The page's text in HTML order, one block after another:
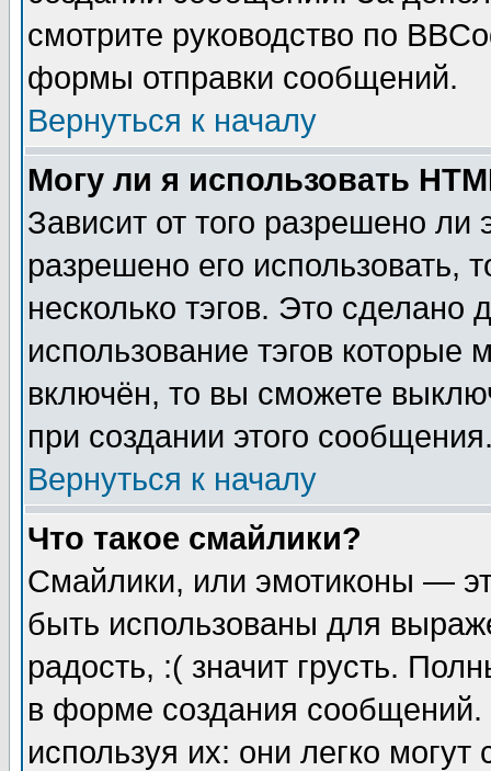
смотрите руководство по
формы отправки сообщений.
Вернуться к началу
Могу ли я использовать
Зависит от того разрешено
разрешено его использовать,
несколько тэгов. Это сделано
использование тэгов
включён, то вы сможете
при создании этого
Вернуться к началу
Что такое смайлики?
Смайлики, или эмотиконы —
быть использованы для
радость, :( значит грусть.
в форме создания сообщений.
используя их: они легко